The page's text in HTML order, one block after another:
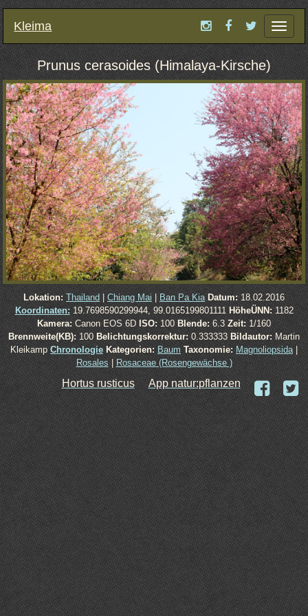
Toggle
Kleima
Prunus cerasoides (Himalaya-Kirsche)
Lokation: Thailand| Chiang Mai | Ban Pa Kia Datum:18.02.2016
Koordinaten:19.7698590299944, 99.0165199801111HöheÜNN:1182
Kamera: Canon EOS 6D ISO: 100Blende: 6.3 Zeit:1/160
Brennweite(KB): 100 Belichtungskorrektur:0.333333Bildautor:Martin
KleikampChronologie Kategorien:Baum Taxonomie: Magnoliopsida |
Rosales|Rosaceae (Rosengewächse )
App natur:pflanzen
Hortus rusticus